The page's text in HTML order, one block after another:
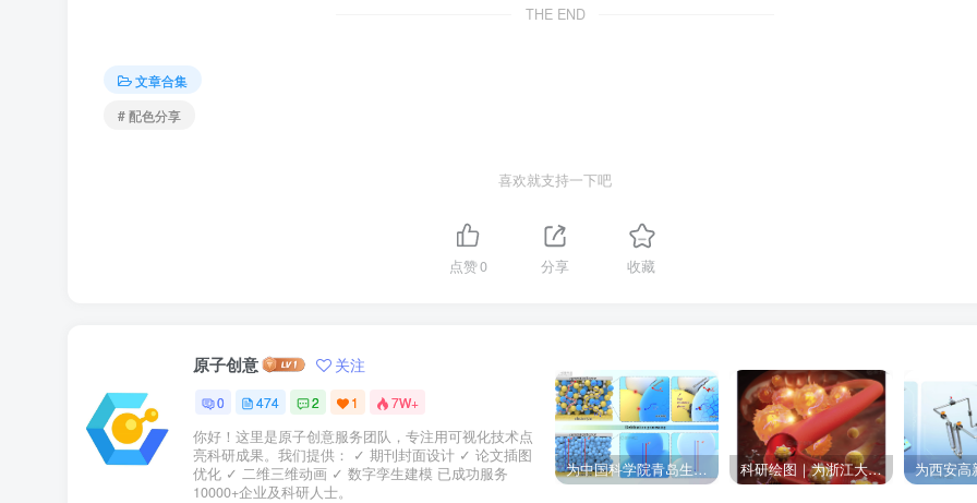
THE END
文章合集
# 配色分享
喜欢就支持一下吧
点赞0 分享 收藏
原子创意 关注
0 474 2 1 7W+
你好！这里是原子创意服务团队，专注用可视化技术点
亮科研成果。我们提供： ✓ 期刊封面设计 ✓ 论文插图
优化 ✓ 二维三维动画 ✓ 数字孪生建模 已成功服务
10000+企业及科研人士。
为中国科学院青岛生物能源与过程研究所绘制的插图作品 科研绘图｜为浙江大学绘制的封面中稿啦！